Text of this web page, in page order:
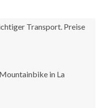
Transport. Preise
in La